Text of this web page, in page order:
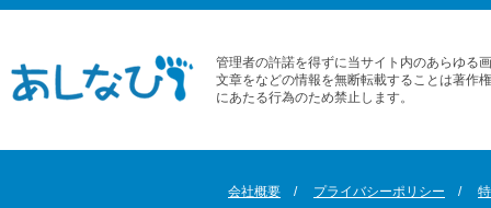
管理者の許諾を得ずに当サイト内のあらゆる
文章をなどの情報を無断転載することは著作
にあたる行為のため禁止します。
会社概要 プライバシーポリシー